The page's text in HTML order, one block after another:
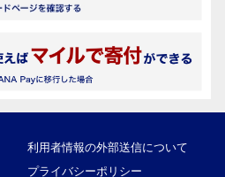
利用者情報の外部送信について
プライバシーポリシー